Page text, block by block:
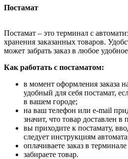
Постамат
Постамат – это терминал с
хранения заказанных товаров.
может забрать заказ в любое
Как работать с постаматом:
в момент оформления заказа
удобный для себя постамат,
в вашем городе;
на ваш телефон или e-mail
значит, что товар доставлен в
вы приходите к постамату,
следует инструкциям
оплачиваете заказ в
забираете товар.